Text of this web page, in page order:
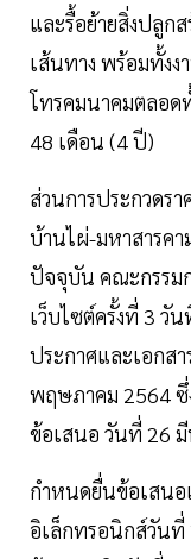
และรื้อย้ายสิ่งปลูกส
เส้นทาง พร้อมทั้ง
โทรคมนาคมตลอดทั้
48 เดือน (4 ปี)
ส่วนการประกวดร
บ้านไผ่-มหาสารค
ปัจจุบัน คณะกรรม
เว็บไซต์ครั้งที่ 3 วั
ประกาศและเอกส
พฤษภาคม 2564 ซึ่
ข้อเสนอ วันที่ 26
กำหนดยื่นข้อเสนอ
อิเล็กทรอนิกส์วัน